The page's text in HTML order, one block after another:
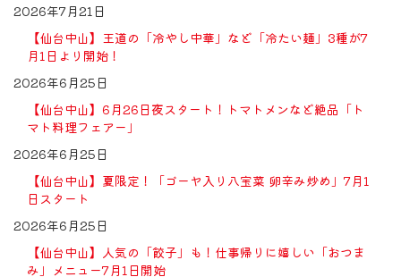
2026年7月21日
【仙台中山】王道の「冷やし中華」など「冷たい麺」3種が7
月1日より開始！
2026年6月25日
【仙台中山】6月26日夜スタート！トマトメンなど絶品「ト
マト料理フェアー」
2026年6月25日
【仙台中山】夏限定！「ゴーヤ入り八宝菜 卵辛み炒め」7月1
日スタート
2026年6月25日
【仙台中山】人気の「餃子」も！仕事帰りに嬉しい「おつま
み」メニュー7月1日開始